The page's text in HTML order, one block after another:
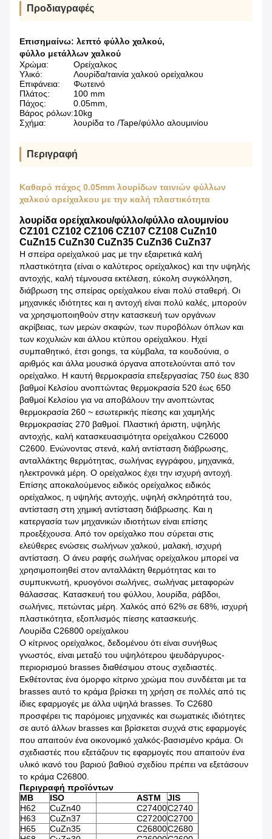
Προδιαγραφές
Επισημαίνω: λεπτό φύλλο χαλκού,
φύλλο μετάλλων χαλκού
Χρώμα:
Ορείχαλκος
Υλικό:
Λουρίδα/ταινία χαλκού ορείχαλκου
Επιφάνεια:
Φωτεινό
Πλάτος:
100 mm
Πάχος:
0.05mm,
Βάρος ρόλων:10kg
Σχήμα:
λουρίδα το /Tape/φύλλο αλουμινίου
Περιγραφή
Καθαρό πάχος 0.05mm λουρίδων ταινιών φύλλων
χαλκού ορείχαλκου με την καλή πλαστικότητα
λουρίδα ορείχαλκου/φύλλο/φύλλο αλουμινίου
CZ101 CZ102 CZ106 CZ107 CZ108 CuZn10
CuZn15 CuZn30 CuZn35 CuZn36 CuZn37
Η σπείρα ορείχαλκού μας με την εξαιρετικά καλή
πλαστικότητα (είναι ο καλύτερος ορείχαλκος) και την υψηλής
αντοχής, καλή τέμνουσα εκτέλεση, εύκολη συγκόλληση,
διάβρωση της σπείρας ορείχαλκου είναι πολύ σταθερή. Οι
μηχανικές ιδιότητες και η αντοχή είναι πολύ καλές, μπορούν
να χρησιμοποιηθούν στην κατασκευή των οργάνων
ακρίβειας, των μερών σκαφών, των πυροβόλων όπλων και
των κοχυλιών και άλλου κτύπου ορείχαλκου. Ηχεί
συμπαθητικό, έτσι gongs, τα κύμβαλα, τα κουδούνια, ο
αριθμός και άλλα μουσικά όργανα αποτελούνται από τον
ορείχαλκο. Η καυτή θερμοκρασία επεξεργασίας 750 έως 830
βαθμοί Κελσίου ανοπτώντας θερμοκρασία 520 έως 650
βαθμοί Κελσίου για να αποβάλουν την ανοπτώντας
θερμοκρασία 260 ~ εσωτερικής πίεσης και χαμηλής
θερμοκρασίας 270 βαθμοί. Πλαστική άριστη, υψηλής
αντοχής, καλή κατασκευασιμότητα ορείχαλκου C26000
C2600. Ενώνοντας στενά, καλή αντίσταση διάβρωσης,
ανταλλάκτης θερμότητας, σωλήνας εγγράφου, μηχανικά,
ηλεκτρονικά μέρη. Ο ορείχαλκος έχει την ισχυρή αντοχή.
Επίσης αποκαλούμενος ειδικός ορείχαλκος ειδικός
ορείχαλκος, η υψηλής αντοχής, υψηλή σκληρότητά του,
αντίσταση στη χημική αντίσταση διάβρωσης. Και η
κατεργασία των μηχανικών ιδιοτήτων είναι επίσης
προεξέχουσα. Από τον ορείχαλκο που σύρεται στις
ελεύθερες ενώσεις σωλήνων χαλκού, μαλακή, ισχυρή
αντίσταση. Ο άνευ ραφής σωλήνας ορείχαλκου μπορεί να
χρησιμοποιηθεί στον ανταλλάκτη θερμότητας και το
συμπυκνωτή, κρυογόνοι σωλήνες, σωλήνας μεταφορών
θάλασσας. Κατασκευή του φύλλου, λουρίδα, ράβδοι,
σωλήνες, πετώντας μέρη. Χαλκός από 62% σε 68%, ισχυρή
πλαστικότητα, εξοπλισμός πίεσης κατασκευής.
Λουρίδα C26800 ορείχαλκου
Ο κίτρινος ορείχαλκος, δεδομένου ότι είναι συνήθως
γνωστός, είναι μεταξύ του υψηλότερου ψευδάργυρος-
περιορισμού brasses διαθέσιμου στους σχεδιαστές.
Εκθέτοντας ένα όμορφο κίτρινο χρώμα που συνδέεται με τα
brasses αυτό το κράμα βρίσκει τη χρήση σε πολλές από τις
ίδιες εφαρμογές με άλλα υψηλά brasses. Το C2680
προσφέρει τις παρόμοιες μηχανικές και σωματικές ιδιότητες
σε αυτό άλλων brasses και βρίσκεται συχνά στις εφαρμογές
που απαιτούν ένα οικονομικό χαλκός-βασισμένο κράμα. Οι
σχεδιαστές που εξετάζουν τις εφαρμογές που απαιτούν ένα
υλικό ικανό του βαριού βαθιού σχεδίου πρέπει να εξετάσουν
το κράμα C26800.
Περιγραφή προϊόντων
ΜΒ
ISO ASTM
JIS
H62
CuZn40 C27400C2740
H63
CuZn37 C27200C2700
H65
CuZn35 C26800C2680